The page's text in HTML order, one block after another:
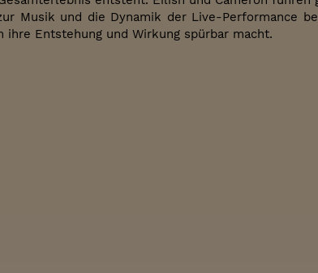
Musik und die Dynamik der Live-Performance
Entstehung und Wirkung spürbar macht.